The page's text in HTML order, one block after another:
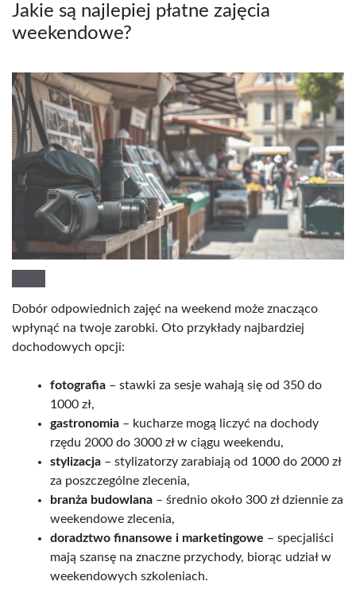
Jakie są najlepiej płatne zajęcia
weekendowe?
Dobór odpowiednich zajęć na weekend może znacząco
wpłynąć na twoje zarobki. Oto przykłady najbardziej
dochodowych opcji:
fotografia – stawki za sesje wahają się od 350 do
1000 zł,
gastronomia – kucharze mogą liczyć na dochody
rzędu 2000 do 3000 zł w ciągu weekendu,
stylizacja – stylizatorzy zarabiają od 1000 do 2000 zł
za poszczególne zlecenia,
branża budowlana – średnio około 300 zł dziennie za
weekendowe zlecenia,
doradztwo finansowe i marketingowe – specjaliści
mają szansę na znaczne przychody, biorąc udział w
weekendowych szkoleniach.